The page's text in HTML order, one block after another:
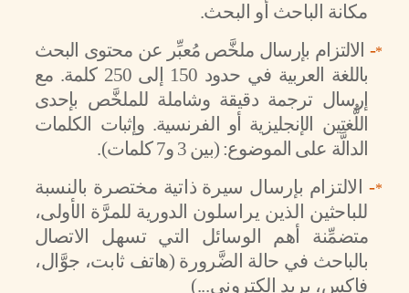
مكانة الباحث أو البحث.
*
- الالتزام بإرسال ملخَّص مُعبِّر عن محتوى البحث
باللغة العربية في حدود 150 إلى 250 كلمة. مع
إرسال ترجمة دقيقة وشاملة للملخَّص بإحدى
اللُّغتين الإنجليزية أو الفرنسية. وإثبات الكلمات
الدالَّة على الموضوع: (بين 3 و7 كلمات).
*
- الالتزام بإرسال سيرة ذاتية مختصرة بالنسبة
للباحثين الذين يراسلون الدورية للمرَّة الأولى،
متضمِّنة أهم الوسائل التي تسهل الاتصال
بالباحث في حالة الضَّرورة (هاتف ثابت، جوَّال،
فاكس، بريد إلكتروني...)